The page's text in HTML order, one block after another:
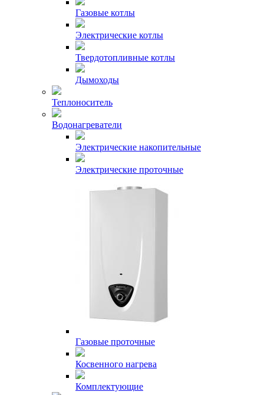
Газовые котлы
Электрические котлы
Твердотопливные котлы
Дымоходы
Теплоноситель
Водонагреватели
Электрические накопительные
Электрические проточные
Газовые проточные
Косвенного нагрева
Комплектующие